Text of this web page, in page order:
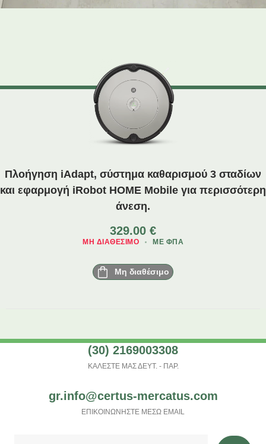
Πλοήγηση iAdapt, σύστημα καθαρισμού 3 σταδίων
και εφαρμογή iRobot HOME Mobile για περισσότερη
άνεση.
329.00 €
ΜΕ ΦΠΑ
ΜΗ ΔΙΑΘΈΣΙΜΟ
Μη διαθέσιμο
(30) 2169003308
ΚΑΛΕΣΤΕ ΜΑΣ ΔΕΥΤ. - ΠΑΡ.
gr.info@certus-mercatus.com
ΕΠΙΚΟΙΝΩΝΗΣΤΕ ΜΕΣΩ EMAIL